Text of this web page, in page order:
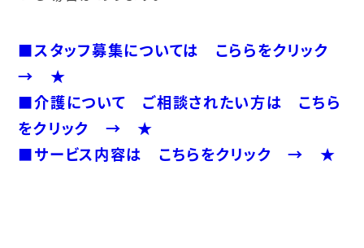
■スタッフ募集については こららをクリック
→ ★
■介護について ご相談されたい方は こちら
をクリック → ★
■サービス内容は こちらをクリック → ★